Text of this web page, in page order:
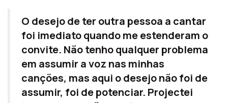
O desejo de ter outra pessoa a cantar
foi imediato quando me estenderam o
convite. Não tenho qualquer problema
em assumir a voz nas minhas
canções, mas aqui o desejo não foi de
assumir, foi de potenciar. Projectei